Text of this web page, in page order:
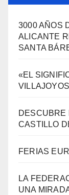
3000 AÑOS
ALICANTE
SANTA
«EL
DESCUBRE
CASTILLO
FERIAS
LA
UNA